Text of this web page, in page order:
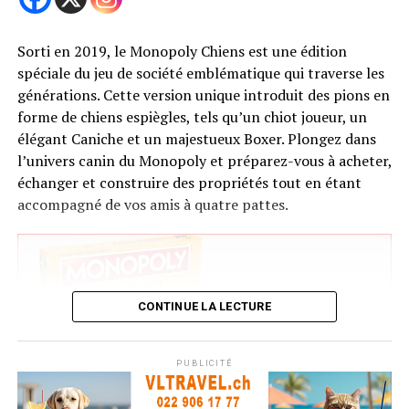
descriptions comme d’amusantes correspondances
entre votre signe et votre compagnon canin idéal !
Voir également
Partager
Trending
Parade canine d’Halloween
à NY
Sorti en 2019, le Monopoly Chiens est une édition
spéciale du jeu de société emblématique qui traverse les
générations. Cette version unique introduit des pions en
forme de chiens espiègles, tels qu’un chiot joueur, un
élégant Caniche et un majestueux Boxer. Plongez dans
l’univers canin du Monopoly et préparez-vous à acheter,
échanger et construire des propriétés tout en étant
accompagné de vos amis à quatre pattes.
CONTINUE LA LECTURE
PUBLICITÉ